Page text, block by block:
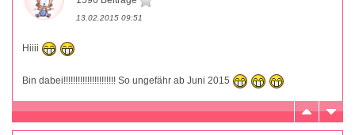
13.02.2015 09:51
Hiiii
Bin dabei!!!!!!!!!!!!!!!!!!!!!! So ungefähr ab Juni 2015